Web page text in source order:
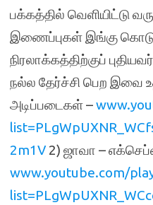
பக்கத்தில் வெளியிட்டு
இணைப்புகள் இங்கு
நிரலாக்கத்திற்குப்
நல்ல தேர்ச்சி பெற இவை
அடிப்படைகள் –
2m1V2) ஜாவா –
www.youtube.com/